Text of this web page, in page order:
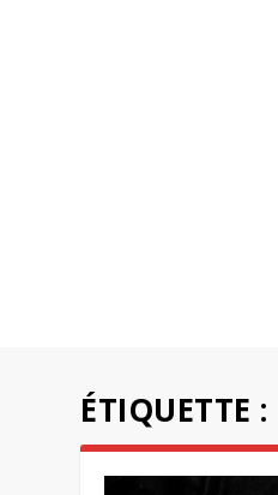
ÉTIQUETTE :